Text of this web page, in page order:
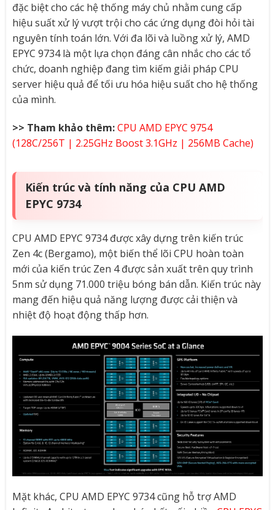
đặc biệt cho các hệ thống máy chủ nhằm cung cấp
hiệu suất xử lý vượt trội cho các ứng dụng đòi hỏi tài
nguyên tính toán lớn. Với đa lõi và luồng xử lý, AMD
EPYC 9734 là một lựa chọn đáng cân nhắc cho các tổ
chức, doanh nghiệp đang tìm kiếm giải pháp CPU
server hiệu quả để tối ưu hóa hiệu suất cho hệ thống
của mình.
>> Tham khảo thêm: CPU AMD EPYC 9754
(128C/256T | 2.25GHz Boost 3.1GHz | 256MB Cache)
Kiến trúc và tính năng của CPU AMD
EPYC 9734
CPU AMD EPYC 9734 được xây dựng trên kiến trúc
Zen 4c (Bergamo), một biến thể lõi CPU hoàn toàn
mới của kiến ​​trúc Zen 4 được sản xuất trên quy trình
5nm sử dụng 71.000 triệu bóng bán dẫn. Kiến trúc này
mang đến hiệu quả năng lượng được cải thiện và
nhiệt độ hoạt động thấp hơn.
Mặt khác, CPU AMD EPYC 9734 cũng hỗ trợ AMD